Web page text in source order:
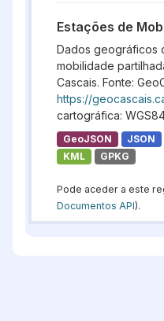
Estações de
Dados geográficos
mobilidade
Cascais. Fonte:
https://
cartográfica:
GeoJSON JSON
KML
GPKG
Pode aceder a este
Documentos API).